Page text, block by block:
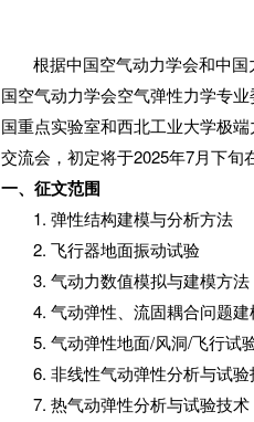
根据中国空气动力学会和中
国空气动力学会空气弹性力学专
国重点实验室和西北工业大学极
交流会，初定将于2025年7月下旬
一、征文范围
1. 弹性结构建模与分析方法
2. 飞行器地面振动试验
3. 气动力数值模拟与建模方法
4. 气动弹性、流固耦合问题
5.气动弹性地面/风洞/飞行试
6. 非线性气动弹性分析与试
7. 热气动弹性分析与试验技术